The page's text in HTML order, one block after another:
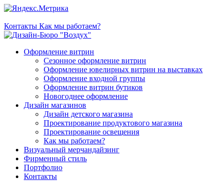
Контакты Как мы работаем?
Оформление витрин
Сезонное оформление витрин
Оформление ювелирных витрин на выставках
Оформление входной группы
Оформление витрин бутиков
Новогоднее оформление
Дизайн магазинов
Дизайн детского магазина
Проектирование продуктового магазина
Проектирование освещения
Как мы работаем?
Визуальный мерчандайзинг
Фирменный стиль
Портфолио
Контакты